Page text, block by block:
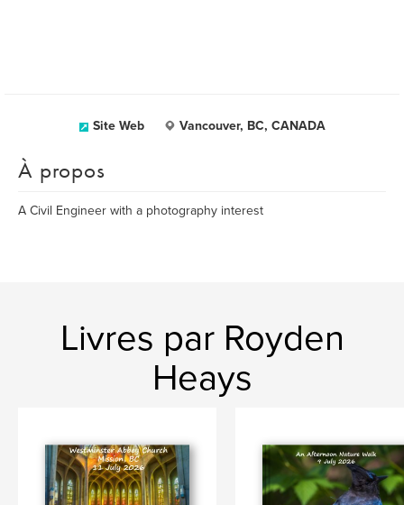
Site Web Vancouver, BC, CANADA
À propos
A Civil Engineer with a photography interest
Livres par Royden
Heays